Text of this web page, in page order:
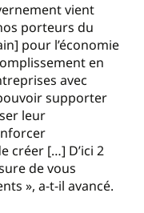
vient
porteurs du
pour l’économie
en
avec
supporter
leur
créer […] D’ici 2
de vous
», a-t-il avancé.